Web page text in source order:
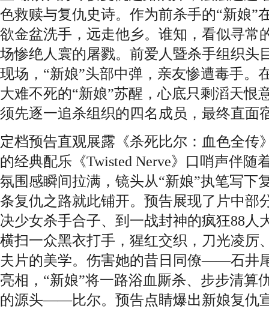
色救赎与复仇史诗。作为前杀手的“新娘”
欲金盆洗手，远走他乡。谁知，看似寻常
场惨绝人寰的屠戮。前爱人暨杀手组织头
现场，“新娘”头部中弹，亲友惨遭毒手。
大难不死的“新娘”苏醒，心底只剩滔天恨
须先逐一追杀组织的四名成员，最终直面
定档预告直观展露《杀死比尔：血色全传
的经典配乐《Twisted Nerve》口哨声伴随
氛围感瞬间拉满，镜头从“新娘”执笔写下
条复仇之路就此铺开。预告展现了片中部
决少女杀手合子、到一战封神的疯狂88人
横扫一众黑衣打手，猩红交织，刀光凌厉
夫片的美学。伤害她的昔日同僚——石井
亮相，“新娘”将一路浴血厮杀、步步清算
的源头——比尔。预告点睛爆出新娘复仇